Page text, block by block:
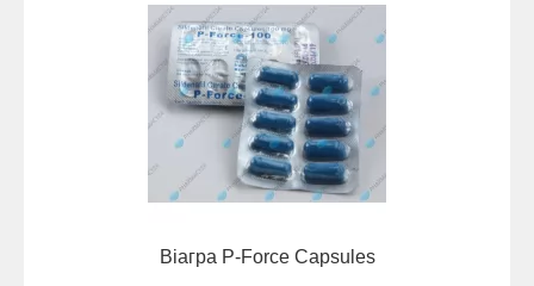
Віагра P-Force Capsules